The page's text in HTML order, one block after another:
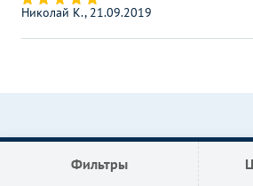
Фильтры
Николай К., 21.09.2019